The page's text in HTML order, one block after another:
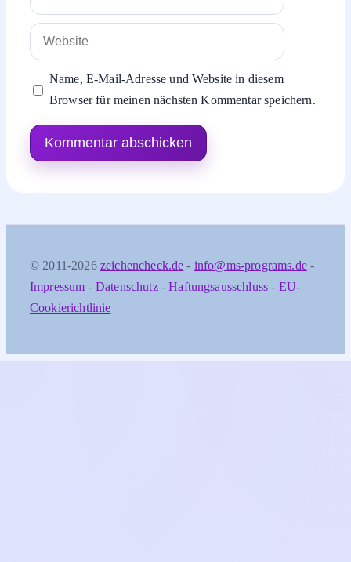
Mail-
Adresse
Website
Name, E-Mail-Adresse und Website in diesem
Browser für meinen nächsten Kommentar speichern.
© 2011-2026 zeichencheck.de - info@ms-programs.de-
Impressum - Datenschutz-Haftungsausschluss - EU-
Cookierichtlinie